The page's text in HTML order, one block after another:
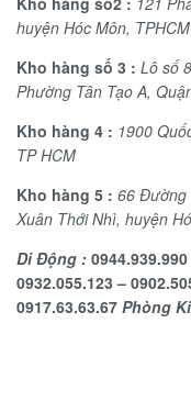
huyện Hóc Môn, TPHCM
Kho hàng số 3 : Lô số
Phường Tân Tạo A,
Kho hàng 4 : 1900
TPHCM
Kho hàng 5 : 66 Đường
Xuân Thới Nhì, huyện
Di Động :
0932.055.123 –
0917.63.63.67 Phòng